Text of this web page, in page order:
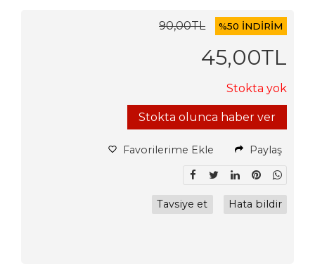
90,00TL %50 İNDİRİM
45,00TL
Stokta yok
Stokta olunca haber ver
Favorilerime Ekle Paylaş
Tavsiye et Hata bildir